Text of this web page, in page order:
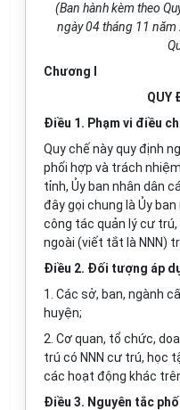
(Ban hành kèm theo
ngày04tháng 11 năm
Q
Chương I
QUY
Điều 1. Phạm vi điều
Quy chế này quy định
phối hợp và trách
tỉnh, Ủy ban nhân dân
đây gọi chung là Ủy
công tác quản lý cư
ngoài (viết tắt là NNN)
Điều 2. Đối tượng áp
1. Các sở, ban, ngành
huyện;
2. Cơ quan, tổ chức,
trú có NNN cư trú, học
các hoạt động khác
Điều 3. Nguyên tắc